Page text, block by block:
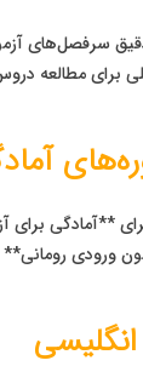
سرفصل‌های
برای مطالعه
**آمادگی
ورودی